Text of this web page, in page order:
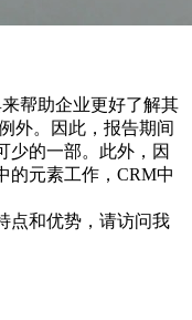
帮助企业更好了解其
外。因此，报告期间
少的一部。此外，因
的元素工作，CRM中
点和优势，请访问我